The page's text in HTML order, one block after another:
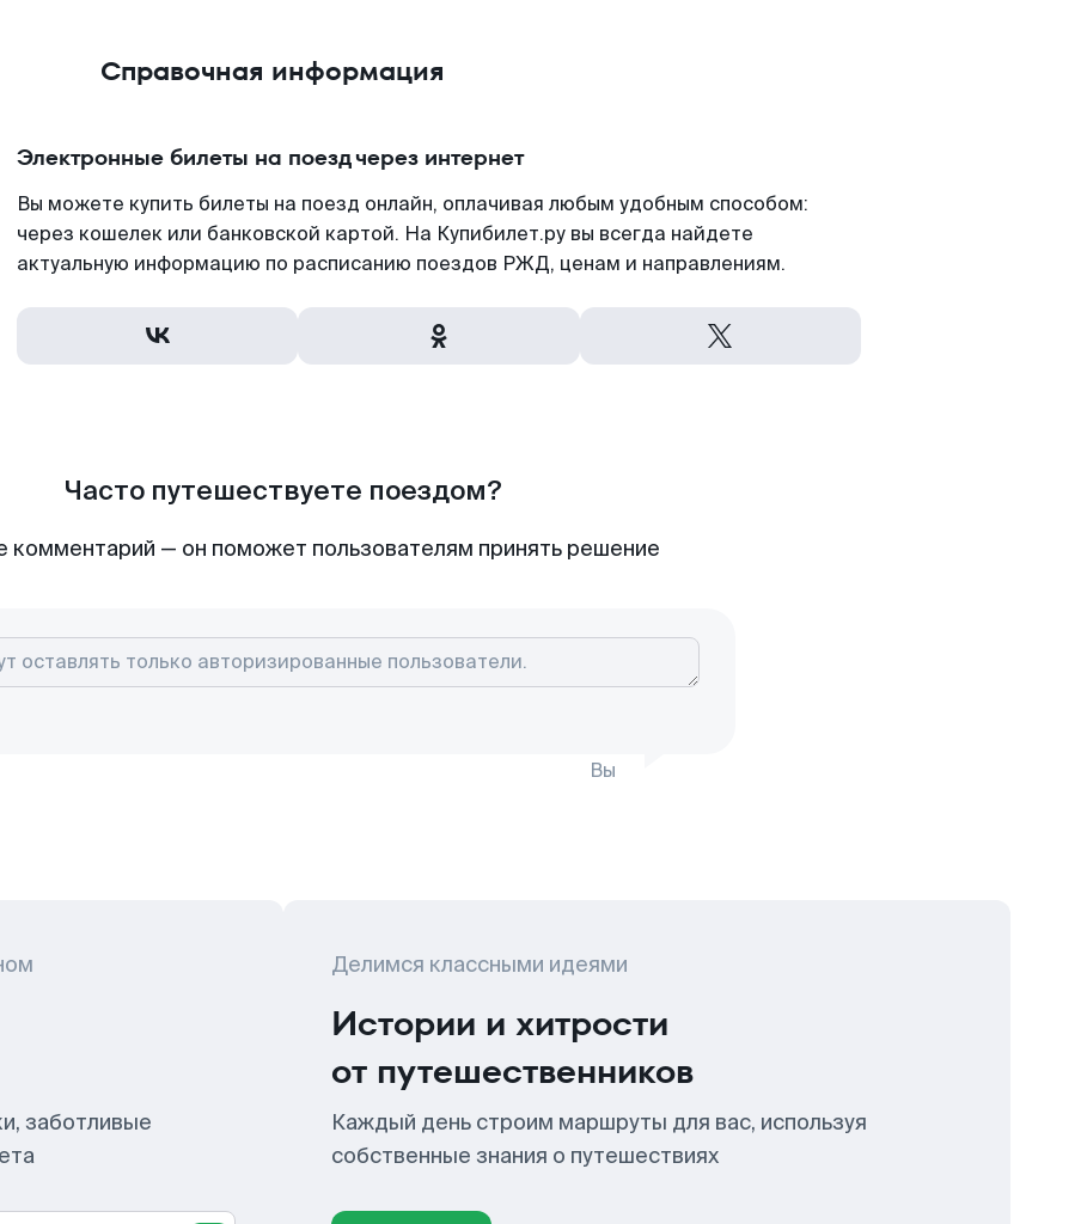
Справочная информация
Электронные билеты на поезд через интернет
Вы можете купить билеты на поезд онлайн, оплачивая любым удобным способом:
через кошелек или банковской картой. На Купибилет.ру вы всегда найдете
актуальную информацию по расписанию поездов РЖД, ценам и направлениям.
Часто путешествуете поездом?
комментарий — он поможет пользователям принять решение
Вы
заботливые
Делимся классными идеями
Истории и хитрости
от путешественников
Каждый день строим маршруты для вас, используя
собственные знания о путешествиях